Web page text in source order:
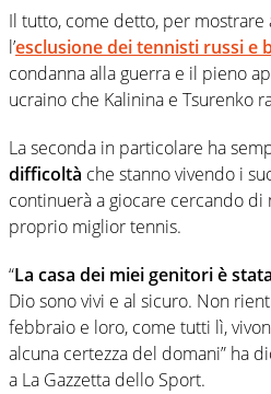
Il tutto, come detto, per mostrare
l’esclusione dei tennisti russi e
condanna alla guerra e il pieno
ucraino che Kalinina e Tsurenko
La seconda in particolare ha
difficoltà che stanno vivendo i
continuerà a giocare cercando
proprio miglior tennis.
“La casa dei miei genitori è
Dio sono vivi e al sicuro. Non
febbraio e loro, come tutti lì,
alcuna certezza del domani” ha
a La Gazzetta dello Sport.